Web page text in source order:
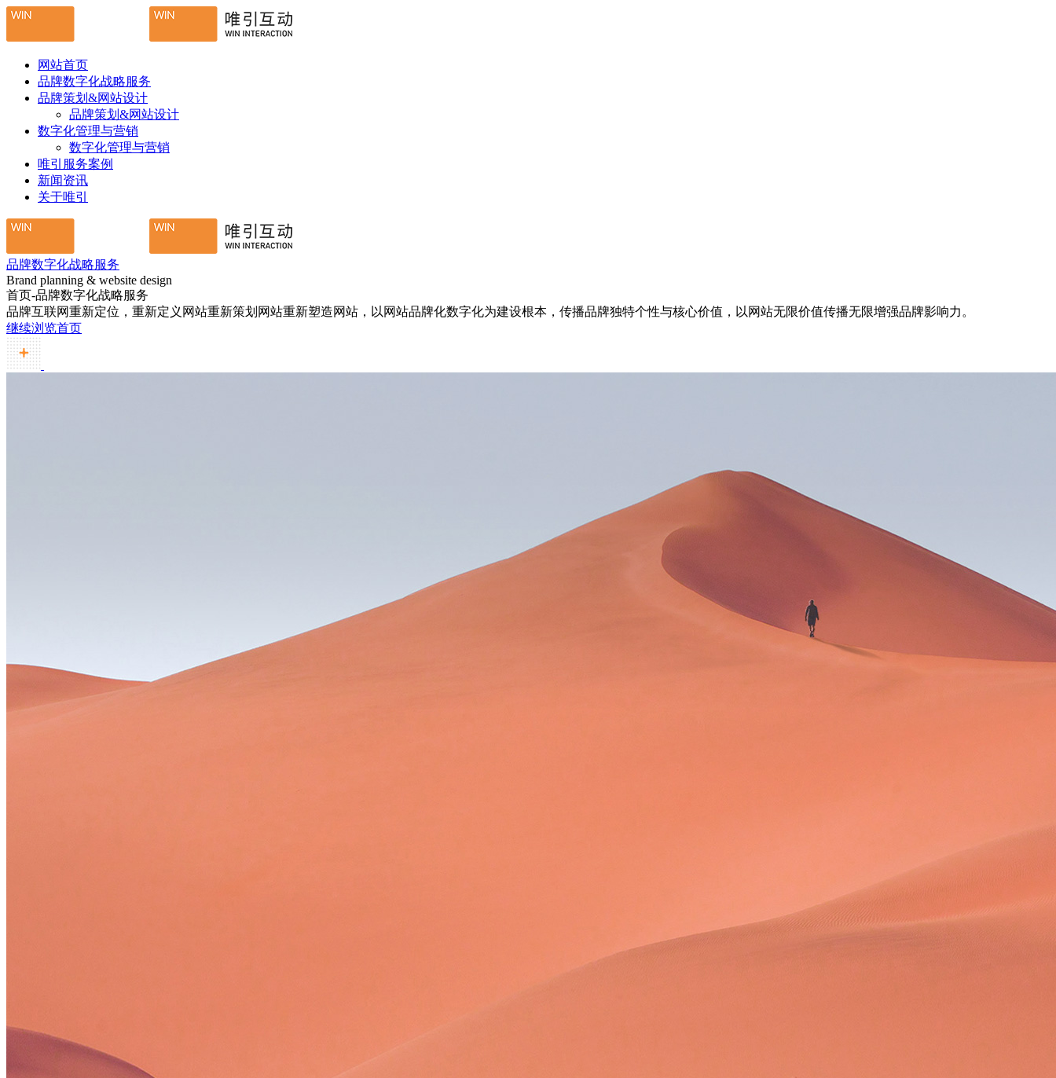
网站首页
品牌数字化战略服务
品牌策划&网站设计
品牌策划&网站设计
数字化管理与营销
数字化管理与营销
唯引服务案例
新闻资讯
关于唯引
品牌数字化战略服务
Brand planning & website design
首页-品牌数字化战略服务
品牌互联网重新定位，重新定义网站重新策划网站重新塑造网站，以网站品牌化数字化为建设根本，传播品牌独特个性与核心价值，以网站无限价值传播无限增强品牌影响力。
继续浏览首页